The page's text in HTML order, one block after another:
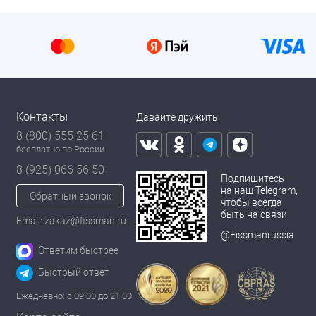
Контакты
8 (800) 555 25 61
бесплатно по России
8 (925) 066 56 50
Обратный звонок
Email: zakaz@fissman.ru
Ответим быстрее
Быстрый ответ
Ежедневно: с 09:00 до 21:00
Давайте дружить!
Подпишитесь
на наш Telegram,
чтобы всегда
быть на связи
@Fissmanrussia